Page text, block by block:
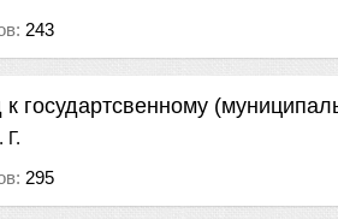
243
государтсвенному
Г.
295